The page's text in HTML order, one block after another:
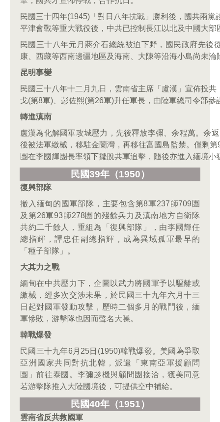
民國三十四年(1945)「對日八年抗戰」勝利後，國共兩
平津會戰等重大戰役後，中共已控制長江以北及中國大部
民國三十八年元月蔣介石總統被迫下野，國民政府先
康、西藏等西南邊疆地區及海南、大陳等沿海小島尚未淪
昆明事變
民國三十八年十二月九日，雲南省主席「盧漢」宣佈投
戈(第8軍)、彭佐熙(第26軍)升任軍長，由陸軍總司令部參
轉進滇南
盧漢為化解國軍攻城壓力，先後釋放李彌、余程萬。余
後被法軍繳械，移駐金蘭灣，再移往富國島監禁。僅剩
團在李國輝團長率領下擺脫共軍追擊，隨後亦進入緬境
民國39年（1950）
復興部隊
撤入緬甸的國軍部隊，主要包含第8軍237師709團
及第26軍93師278團的殘餘兵力及滇南地方自衛隊
共約二千餘人，重組為「復興部隊」，由李國輝任
總指輝，譚忠任副總指輝，成為異域孤軍最早的
「種子部隊」。
大其力之戰
緬甸在中共壓力下，企圖以武力將國軍予以驅離或
繳械，經多次交涉未果，於民國三十九年六月十三
日起對國軍發動攻擊，歷時二個多月的戰鬥後，緬
軍慘敗，游擊隊也因而聲名大噪。
韓戰爆發
民國三十九年6月25日(1950)韓戰爆發。美國為爭取
亞洲國家共同對抗北韓，派遣「東南亞軍援顧問
團」前往泰國。李彌趁機與顧問團接洽，獲美同意
若游擊隊推入大陸國境後，可提供空中補給。
民國40年（1951）
雲南省反共救國軍